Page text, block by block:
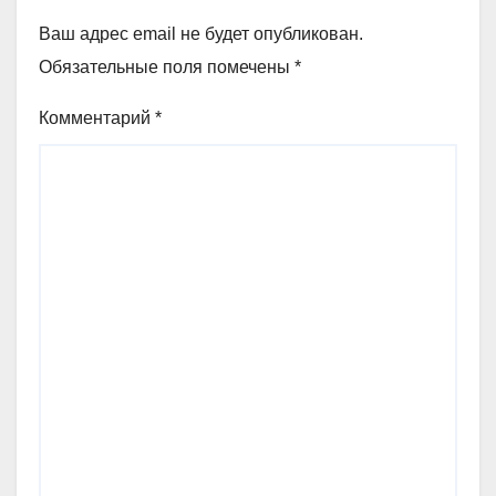
Ваш адрес email не будет опубликован.
Обязательные поля помечены *
Комментарий *